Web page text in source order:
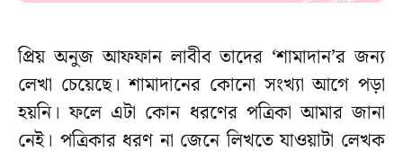
প্রিয় অনুজ আফফান লাবীব তাদের ‘শামাদান’র জন্য
লেখা চেয়েছে। শামাদানের কোনো সংখ্যা আগে পড়া
হয়নি। ফলে এটা কোন ধরণের পত্রিকা আমার জানা
নেই। পত্রিকার ধরণ না জেনে লিখতে যাওয়াটা লেখক